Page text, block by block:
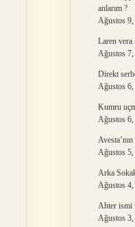
anlarım ?
Ağustos 9,
Laren vera
Ağustos 7,
Direkt
Ağustos 6,
Kumru
Ağustos 6,
Avesta’nın
Ağustos 5,
Arka
Ağustos 4,
Ahter ismi
Ağustos 3,